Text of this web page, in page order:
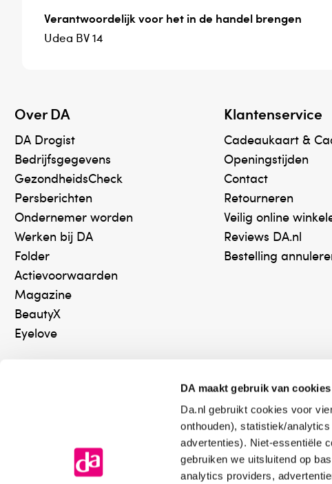
DA maakt gebruik van cookies
Da.nl gebruikt cookies voor
onthouden), statistiek/
advertenties). Niet-essentiële
gebruiken we uitsluitend op
analytics providers,
Verantwoordelijk voor het in de handel brengen
Udea BV 14
Over DA
DA Drogist
Bedrijfsgegevens
GezondheidsCheck
Persberichten
Ondernemer worden
Werken bij DA
Folder
Actievoorwaarden
Magazine
BeautyX
Eyelove
Klantenservice
Cadeaukaart &
Openingstijden
Contact
Retourneren
Veilig online
Reviews DA.nl
Bestelling
Online aanbieder medicijnen
⁠Controleer welke medicijnen
onze webshop mag verkopen.
online.